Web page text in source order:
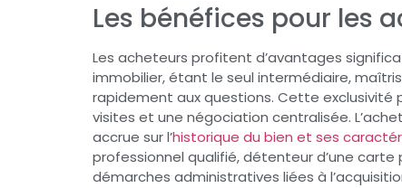
Les bénéfices pour les
Les acheteurs profitent d’avantages
immobilier, étant le seul intermédiaire,
rapidement aux questions. Cette exclusivité
visites et une négociation centralisée.
accrue sur l’historique du bien et ses
professionnel qualifié, détenteur d’une
démarches administratives liées à